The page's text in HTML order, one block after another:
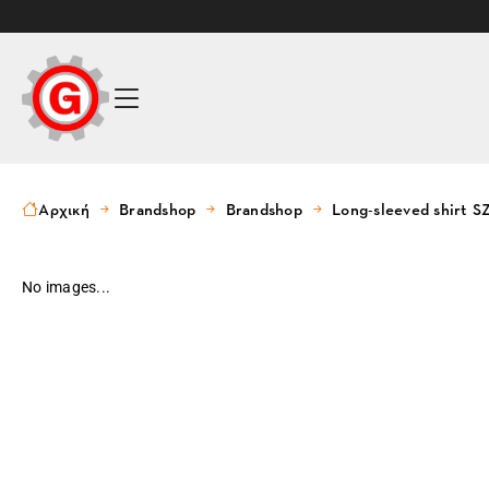
Αρχική Brandshop Brandshop Long-sleeved shirt
No images...